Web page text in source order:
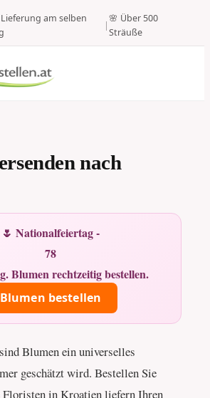
am selben
|
🌸 Über 500
Sträuße
nach
🌷 Nationalfeiertag -
78
Blumen rechtzeitig bestellen.
Blumen bestellen
Blumen ein universelles
geschätzt wird. Bestellen Sie
Floristen in Kroatien liefern Ihren